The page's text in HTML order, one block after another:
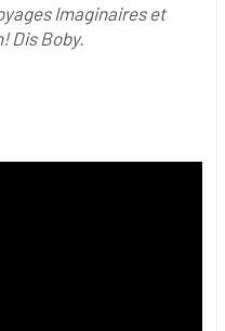
Imaginaires et
Dis Boby.